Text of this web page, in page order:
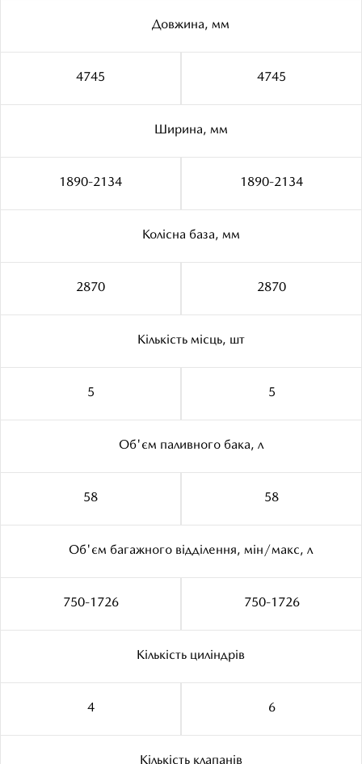
Довжина, мм
4745 4745
Ширина, мм
1890-2134 1890-2134
Колiсна база, мм
2870 2870
Кiлькiсть мiсць, шт
5 5
Об'єм паливного бака, л
58 58
Об'єм багажного відділення, мін/макс, л
750-1726 750-1726
Кількість циліндрів
4 6
Кількість клапанів